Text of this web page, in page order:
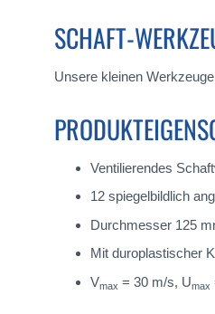
SCHAFT-
Unsere kleinen
Ventilierendes
12 spiegelbildlich
Durchmesser 125
Mit duroplastischer
Vmax = 30 m/s, Umax